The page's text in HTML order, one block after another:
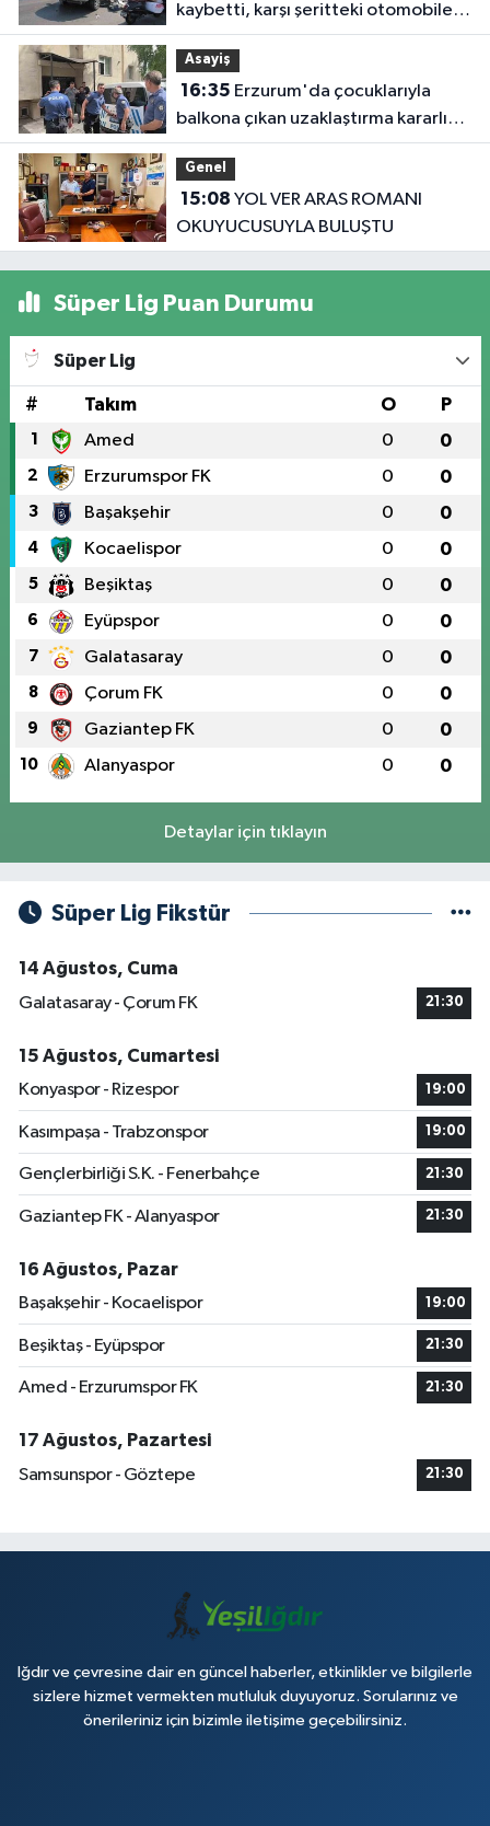
kaybetti, karşı şeritteki otomobile
çarptı
Asayiş
16:35
balkona çıkan uzaklaştırma kararlı
koca ikna edildi
Genel
15:08
OKUYUCUSUYLA BULUŞTU
Süper Lig Puan Durumu
Süper Lig
# Takım O P
1 Amed 0 0
2 Erzurumspor FK 0 0
3 Başakşehir 0 0
4 Kocaelispor 0 0
5 Beşiktaş 0 0
6 Eyüpspor 0 0
7 Galatasaray 0 0
8 Çorum FK 0 0
9 Gaziantep FK 0 0
10 Alanyaspor 0 0
Detaylar için tıklayın
Süper Lig Fikstür
14 Ağustos, Cuma
Galatasaray - Çorum FK
21:30
15 Ağustos, Cumartesi
Konyaspor - Rizespor
19:00
Kasımpaşa - Trabzonspor 19:00
Gençlerbirliği S.K. - Fenerbahçe 21:30
Gaziantep FK - Alanyaspor 21:30
16 Ağustos, Pazar
Başakşehir - Kocaelispor
19:00
Beşiktaş - Eyüpspor 21:30
Amed - Erzurumspor FK 21:30
17 Ağustos, Pazartesi
Samsunspor - Göztepe
21:30
Iğdır ve çevresine dair en güncel haberler, etkinlikler ve bilgilerle
sizlere hizmet vermekten mutluluk duyuyoruz. Sorularınız ve
önerileriniz için bizimle iletişime geçebilirsiniz.